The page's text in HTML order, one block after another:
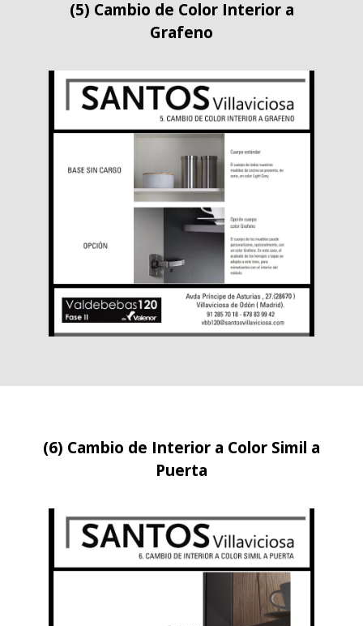
(5) Cambio de Color Interior a
Grafeno
(6) Cambio de Interior a Color Simil a
Puerta